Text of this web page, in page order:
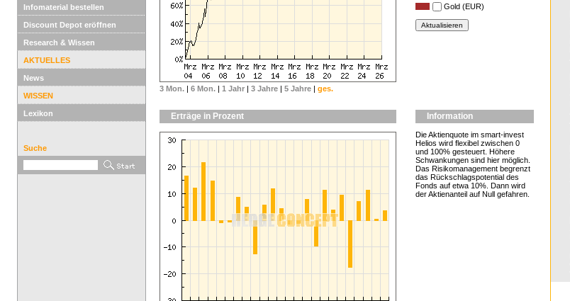
Infomaterial bestellen
Discount Depot eröffnen
Research & Wissen
AKTUELLES
News
WISSEN
Lexikon
Suche
3 Mon. | 6 Mon. | 1 Jahr | 3 Jahre | 5 Jahre | ges.
Gold (EUR)
Erträge in Prozent Information
Die Aktienquote im smart-invest
Helios wird flexibel zwischen 0
und 100% gesteuert. Höhere
Schwankungen sind hier möglich.
Das Risikomanagement begrenzt
das Rückschlagspotential des
Fonds auf etwa 10%. Dann wird
der Aktienanteil auf Null gefahren.